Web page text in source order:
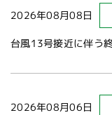
2026年08月08日
台風13号接近に伴う
2026年08月06日